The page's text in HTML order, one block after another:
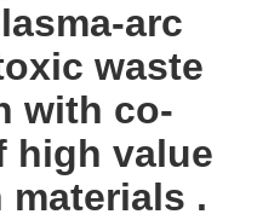
arc
waste
with co-
high value
.